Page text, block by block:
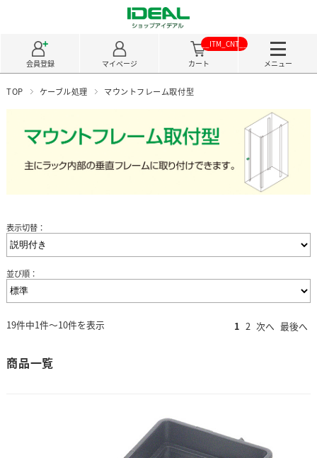
会員登録 マイページ カート
__ITM_CNT__
メニュー
TOP ケーブル処理 マウントフレーム取付型
表示切替：
並び順：
19件中1件～10件を表示 1 2 次へ 最後へ
商品一覧